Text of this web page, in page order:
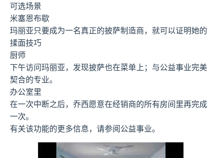
可选场景
米塞恩布歇
玛丽亚只要成为一名真正的披萨制造商，就可以证明她的
揉面技巧
厨师
下午访问玛丽亚，发现披萨也在菜单上；与公益事业完美
契合的专业。
办公室里
在一次中断之后，乔西愿意在经销商的所有房间里再完成
一次。
有关该功能的更多信息，请参阅公益事业。